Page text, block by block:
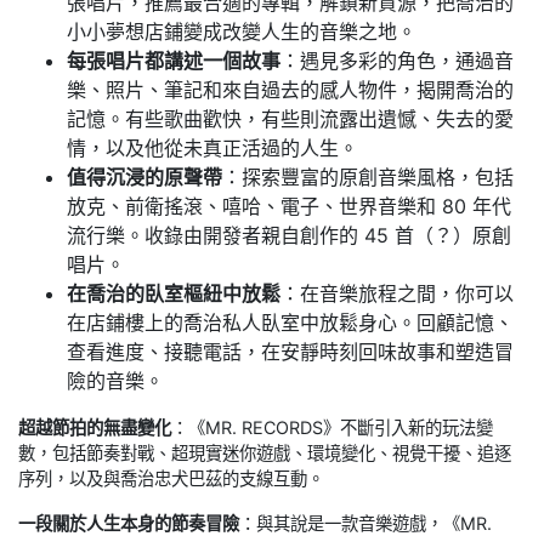
小小夢想店鋪變成改變人生的音樂之地。
每張唱片都講述一個故事 ：遇見多彩的角色，通過音
樂、照片、筆記和來自過去的感人物件，揭開喬治的
記憶。有些歌曲歡快，有些則流露出遺憾、失去的愛
情，以及他從未真正活過的人生。
值得沉浸的原聲帶 ：探索豐富的原創音樂風格，包括
放克、前衛搖滾、嘻哈、電子、世界音樂和 80 年代
流行樂。收錄由開發者親自創作的 45 首（？）原創
唱片。
在喬治的臥室樞紐中放鬆 ：在音樂旅程之間，你可以
在店鋪樓上的喬治私人臥室中放鬆身心。回顧記憶、
查看進度、接聽電話，在安靜時刻回味故事和塑造冒
險的音樂。
超越節拍的無盡變化：《MR. RECORDS》不斷引入新的玩法變
數，包括節奏對戰、超現實迷你遊戲、環境變化、視覺干擾、追逐
序列，以及與喬治忠犬巴茲的支線互動。
一段關於人生本身的節奏冒險：與其說是一款音樂遊戲，《MR.